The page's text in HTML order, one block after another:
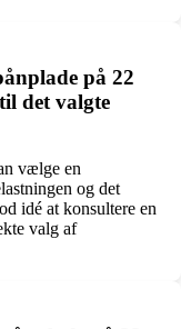
på 22
det valgte
vælge en
og det
idé at konsultere en
valg af